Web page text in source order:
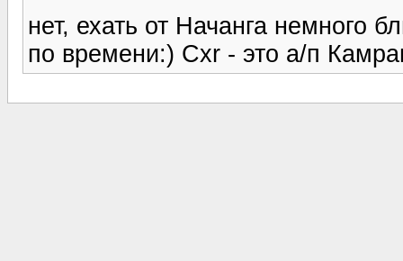
нет, ехать от Начанга немного
по времени:) Cxr - это а/п